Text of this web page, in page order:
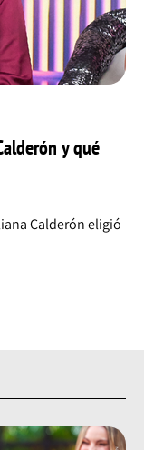
y qué
Calderón eligió